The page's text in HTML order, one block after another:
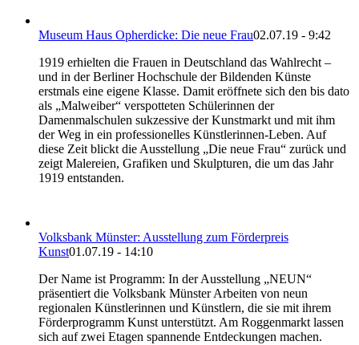
Museum Haus Opherdicke: Die neue Frau02.07.19 - 9:42
1919 erhielten die Frauen in Deutschland das Wahlrecht –
und in der Berliner Hochschule der Bildenden Künste
erstmals eine eigene Klasse. Damit eröffnete sich den bis dato
als „Malweiber“ verspotteten Schülerinnen der
Damenmalschulen sukzessive der Kunstmarkt und mit ihm
der Weg in ein professionelles Künstlerinnen-Leben. Auf
diese Zeit blickt die Ausstellung „Die neue Frau“ zurück und
zeigt Malereien, Grafiken und Skulpturen, die um das Jahr
1919 entstanden.
Volksbank Münster: Ausstellung zum Förderpreis
Kunst01.07.19 - 14:10
Der Name ist Programm: In der Ausstellung „NEUN“
präsentiert die Volksbank Münster Arbeiten von neun
regionalen Künstlerinnen und Künstlern, die sie mit ihrem
Förderprogramm Kunst unterstützt. Am Roggenmarkt lassen
sich auf zwei Etagen spannende Entdeckungen machen.